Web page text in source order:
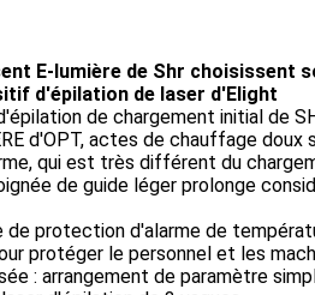
E-lumière de Shr choisissent
d'épilation de laser d'Elight
de chargement initial de
d'OPT, actes de chauffage
qui est très différent du
de guide léger prolonge
protection d'alarme de
protéger le personnel et les
: arrangement de paramètre